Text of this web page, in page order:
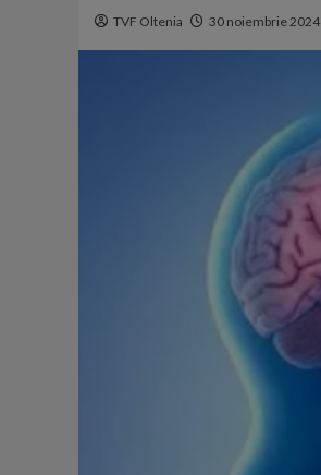
TVF Oltenia 30 noiembrie 2024